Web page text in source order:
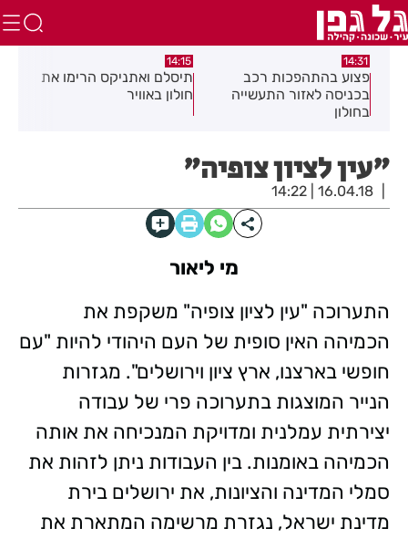
14:31
פצוע בהתהפכות רכב
בכניסה לאזור התעשייה
בחולון
14:15
תיסלם ואתניקס הרימו את
חולון באוויר
"עין לציון צופיה"
16.04.18 | 14:22
מי ליאור
התערוכה "עין לציון צופיה" משקפת את
הכמיהה האין סופית של העם היהודי להיות "עם
חופשי בארצנו, ארץ ציון וירושלים". מגזרות
הנייר המוצגות בתערוכה פרי של עבודה
יצירתית עמלנית ומדויקת המנכיחה את אותה
הכמיהה באומנות. בין העבודות ניתן לזהות את
סמלי המדינה והציונות, את ירושלים בירת
מדינת ישראל, נגזרת מרשימה המתארת את